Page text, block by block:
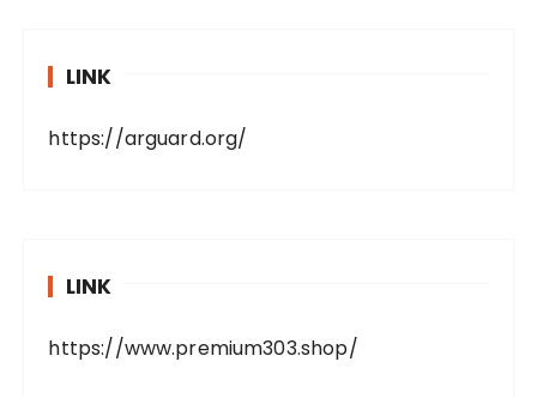
LINK
https://arguard.org/
LINK
https://www.premium303.shop/